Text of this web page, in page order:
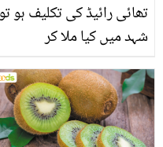
تھائی رائیڈ کی تکلیف ہو
شہد میں کیا ملا کر
موٹاپے سے لے کر بانجھ
کرنے والے تھائی رائیڈ میں
استعمال ہونے والا نسخہ